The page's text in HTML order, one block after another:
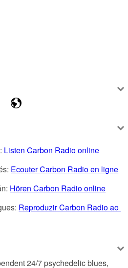
Listen Carbon Radio online
Ecouter Carbon Radio en ligne
Hören Carbon Radio online
Reproduzir Carbon Radio ao
24/7 psychedelic blues,